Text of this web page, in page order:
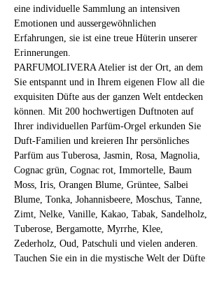
eine individuelle Sammlung an intensiven
Emotionen und aussergewöhnlichen
Erfahrungen, sie ist eine treue Hüterin unserer
Erinnerungen.
PARFUMOLIVERA Atelier ist der Ort, an dem
Sie entspannt und in Ihrem eigenen Flow all die
exquisiten Düfte aus der ganzen Welt entdecken
können. Mit 200 hochwertigen Duftnoten auf
Ihrer individuellen Parfüm-Orgel erkunden Sie
Duft-Familien und kreieren Ihr persönliches
Parfüm aus Tuberosa, Jasmin, Rosa, Magnolia,
Cognac grün, Cognac rot, Immortelle, Baum
Moss, Iris, Orangen Blume, Grüntee, Salbei
Blume, Tonka, Johannisbeere, Moschus, Tanne,
Zimt, Nelke, Vanille, Kakao, Tabak, Sandelholz,
Tuberose, Bergamotte, Myrrhe, Klee,
Zederholz, Oud, Patschuli und vielen anderen.
Tauchen Sie ein in die mystische Welt der Düfte